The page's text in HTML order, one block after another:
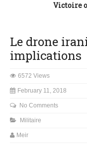
Victoire
Le drone
implications
6572 Views
February 11, 2018
No Comments
Militaire
Meir